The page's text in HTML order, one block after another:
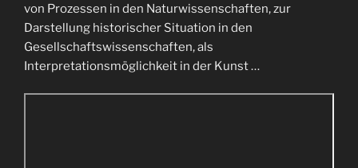
von Prozessen in den Naturwissenschaften, zur
Darstellung historischer Situation in den
Gesellschaftswissenschaften, als
Interpretationsmöglichkeit in der Kunst …